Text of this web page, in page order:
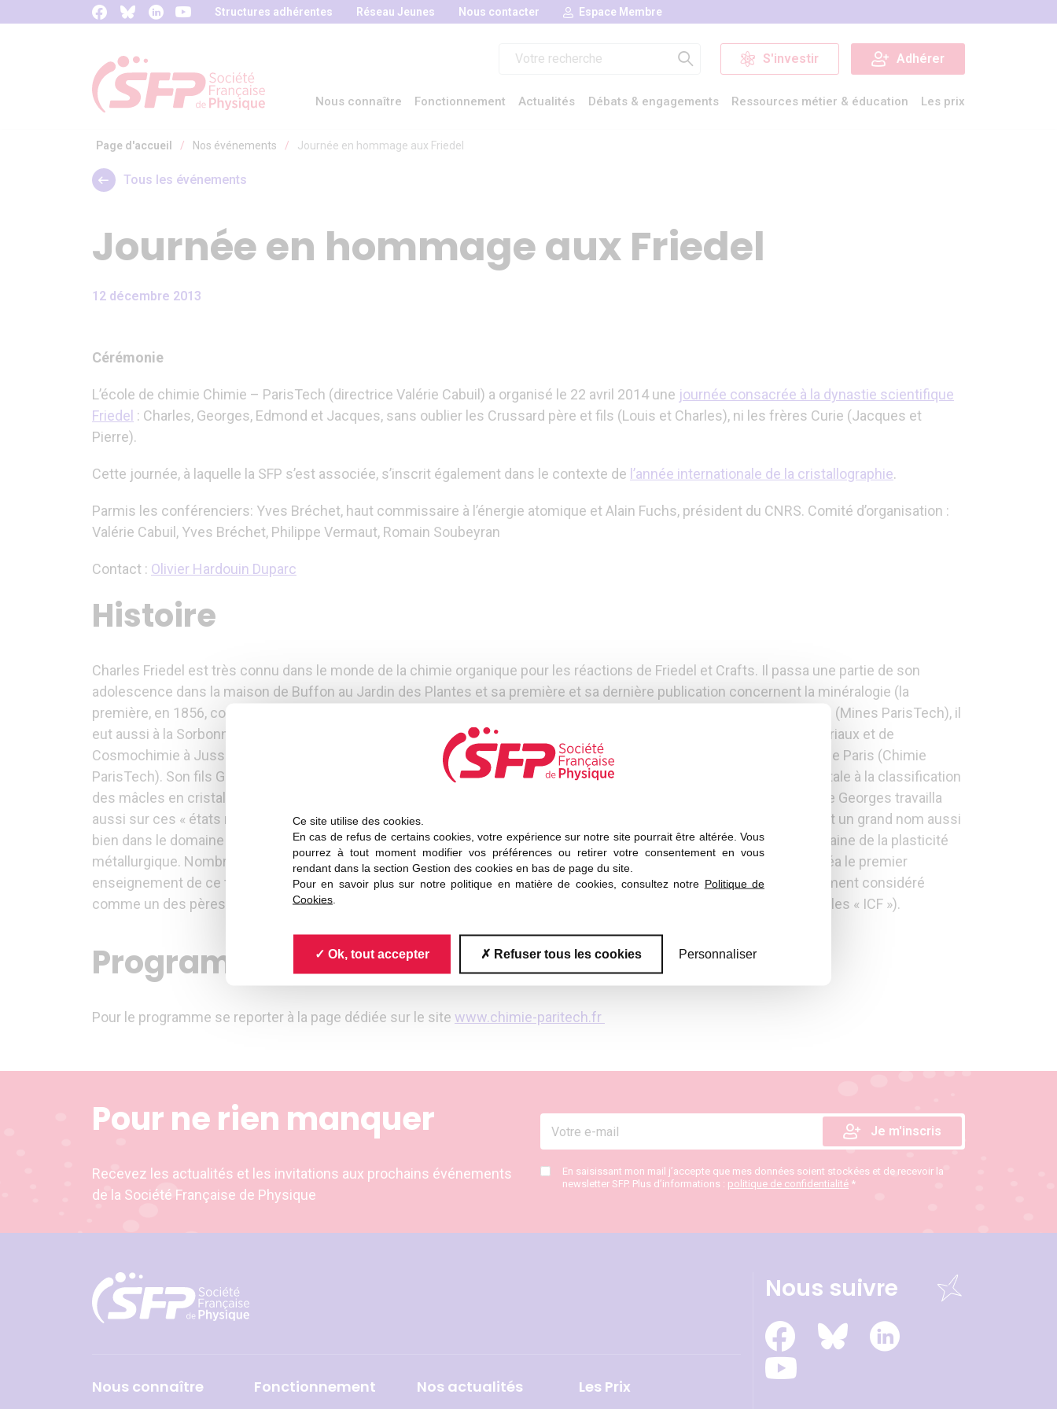
Panneau de gestion des cookies
Ce site utilise des cookies.
En cas de refus de certains cookies, votre expérience sur notre site pourrait être altérée. Vous
pourrez à tout moment modifier vos préférences ou retirer votre consentement en vous
rendant dans la section Gestion des cookies en bas de page du site.
Pour en savoir plus sur notre politique en matière de cookies, consultez notre Politique de
Cookies
Ok, tout accepter Refuser tous les cookies Personnaliser
Structures adhérentes Réseau Jeunes Nous contacter Espace Membre
S'investir Adhérer
Nous connaître Fonctionnement Actualités Débats & engagements Ressources métier & éducation Les prix
Page d'accueil / Nos événements / Journée en hommage aux Friedel
Tous les événements
Journée en hommage aux Friedel
12 décembre 2013
Cérémonie
L’école de chimie Chimie – ParisTech (directrice Valérie Cabuil) a organisé le 22 avril 2014 une journée consacrée à la dynastie scientifique
Friedel : Charles, Georges, Edmond et Jacques, sans oublier les Crussard père et fils (Louis et Charles), ni les frères Curie (Jacques et
Pierre).
Cette journée, à laquelle la SFP s’est associée, s’inscrit également dans le contexte de l’année internationale de la cristallographie.
Parmis les conférenciers: Yves Bréchet, haut commissaire à l’énergie atomique et Alain Fuchs, président du CNRS. Comité d’organisation :
Valérie Cabuil, Yves Bréchet, Philippe Vermaut, Romain Soubeyran
Contact : Olivier Hardouin Duparc
Histoire
Charles Friedel est très connu dans le monde de la chimie organique pour les réactions de Friedel et Crafts. Il passa une partie de son
adolescence dans la maison de Buffon au Jardin des Plantes et sa première et sa dernière publication concernent la minéralogie (la
première, en 1856, concernait les diamants). Conservateur de la collection de minéralogie de l’École des Mines de Paris (Mines ParisTech), il
eut aussi à la Sorbonne un laboratoire qui devint ce qui est aujourd’hui l’Institut de Minéralogie et de Physique des Matériaux et de
Cosmochimie à Jussieu. Très grand chimiste, il fonda un laboratoire qui devint l’École Nationale Supérieure de Chimie de Paris (Chimie
ParisTech). Son fils Georges devint directeur de l’École des Mines de Saint- Étienne et contribua de manière fondamentale à la classification
des mâcles en cristallographie et à la classification des « cristaux liquides » (appellation bien malgré lui). Edmond, fils de Georges travailla
aussi sur ces « états mésomorphes » (appellation bien moins parlante que la précédente). Jacques, fils d’Edmond, se fit un grand nom aussi
bien dans le domaine de la structure électronique des solides cristallins (et de leurs défauts naturels) que dans le domaine de la plasticité
métallurgique. Nombreux sont ses « élèves » à le considérer comme le père de la physique des solides en France. Il créa le premier
enseignement de ce type en France avec André Guinier, Pierre Aigrain et Raymond Castaing. Jacques Friedel est également considéré
comme un des pères fondateurs des conférences internationales d’études des problèmes de fracture des matériaux (les « ICF »).
Programme de la journée
Pour le programme se reporter à la page dédiée sur le site www.chimie-paritech.fr
Pour ne rien manquer
Recevez les actualités et les invitations aux prochains événements
de la Société Française de Physique
En saisissant mon mail j’accepte que mes données soient stockées et de recevoir la
newsletter SFP. Plus d’informations : politique de confidentialité *
Nous connaître Fonctionnement Nos actualités Les Prix
Nous suivre